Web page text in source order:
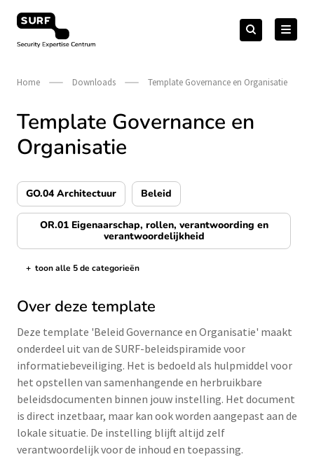
naar
Security Expertise Centrum – by SURF
Zoeken
naar:Zoeken
Home Downloads Template Governance en Organisatie
Template Governance en
Organisatie
GO.04 Architectuur Beleid
OR.01 Eigenaarschap, rollen, verantwoording en
verantwoordelijkheid
de categorieën tonen/verbergen
+ toon alle 5 de categorieën
Over deze template
Deze template 'Beleid Governance en Organisatie' maakt
onderdeel uit van de SURF-beleidspiramide voor
informatiebeveiliging. Het is bedoeld als hulpmiddel voor
het opstellen van samenhangende en herbruikbare
beleidsdocumenten binnen jouw instelling. Het document
is direct inzetbaar, maar kan ook worden aangepast aan de
lokale situatie. De instelling blijft altijd zelf
verantwoordelijk voor de inhoud en toepassing.